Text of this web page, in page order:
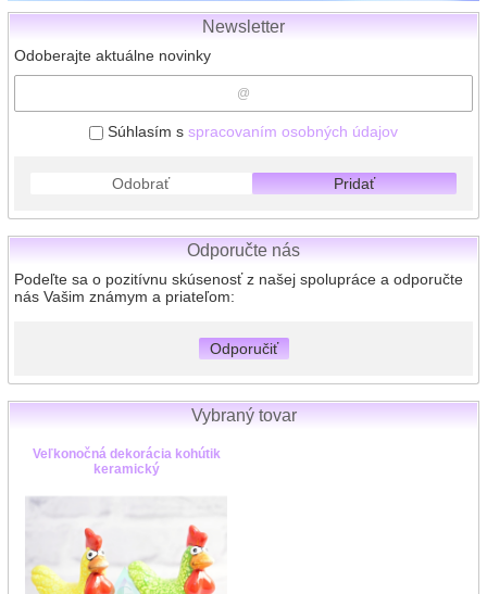
Newsletter
Odoberajte aktuálne novinky
Súhlasím s spracovaním osobných údajov
Odobrať Pridať
Odporučte nás
Podeľte sa o pozitívnu skúsenosť z našej spolupráce a odporučte
nás Vašim známym a priateľom:
Odporučiť
Vybraný tovar
Veľkonočná dekorácia kohútik
keramický